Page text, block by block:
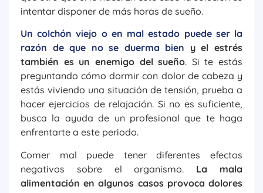
intentar disponer de más horas de sueño.
Un colchón viejo o en mal estado puede ser la
razón de que no se duerma bien y el estrés
también es un enemigo del sueño. Si te estás
preguntando cómo dormir con dolor de cabeza y
estás viviendo una situación de tensión, prueba a
hacer ejercicios de relajación. Si no es suficiente,
busca la ayuda de un profesional que te haga
enfrentarte a este periodo.
Comer mal puede tener diferentes efectos
negativos sobre el organismo. La mala
alimentación en algunos casos provoca dolores